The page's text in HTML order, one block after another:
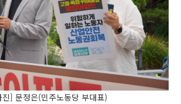
진] 문정은(민주노동당 부대표)